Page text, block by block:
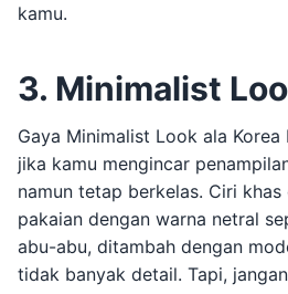
kamu.
3. Minimalist
Gaya Minimalist Look ala
jika kamu mengincar
namun tetap berkelas. Ciri
pakaian dengan warna netral
abu-abu, ditambah dengan
tidak banyak detail. Tapi,